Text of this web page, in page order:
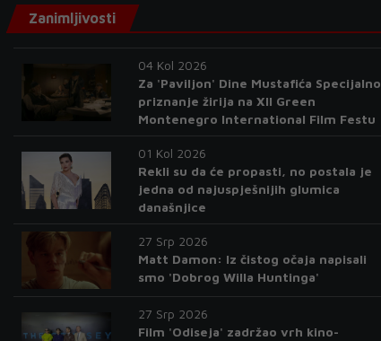
Zanimljivosti
04 Kol 2026
Za 'Paviljon' Dine Mustafića Specijalno
priznanje žirija na XII Green
Montenegro International Film Festu
01 Kol 2026
Rekli su da će propasti, no postala je
jedna od najuspješnijih glumica
današnjice
27 Srp 2026
Matt Damon: Iz čistog očaja napisali
smo 'Dobrog Willa Huntinga'
27 Srp 2026
Film 'Odiseja' zadržao vrh kino-